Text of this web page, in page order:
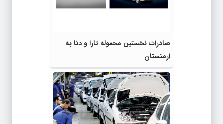
صادرات نخستین محموله تارا و دنا به
ارمنستان